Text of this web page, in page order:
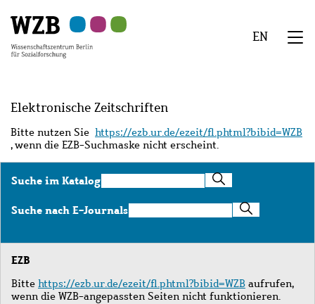
Hauptinhalt
springen
Navigation
springen
Suche
springen
Sekundärnavigation
springen
Fußzeile
springen
EN
Elektronische Zeitschriften
Bitte nutzen Sie https://ezb.ur.de/ezeit/fl.phtml?bibid=WZB
, wenn die EZB-Suchmaske nicht erscheint.
Suche im KatalogSuche
im
Katalog
Suche nach E-JournalsSuche
nach
Journals
EZB
Bitte https://ezb.ur.de/ezeit/fl.phtml?bibid=WZB aufrufen,
wenn die WZB-angepassten Seiten nicht funktionieren.